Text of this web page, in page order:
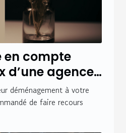
en compte
d’une agence
pour
entreprise
déménagement à votre
de faire recours